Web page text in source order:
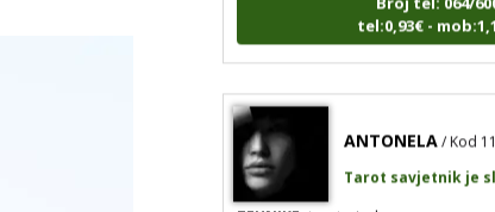
tel:0,93€ -
ANTONELA / Kod
Tarot savjetnik je
TEHNIKE:tarot, visak